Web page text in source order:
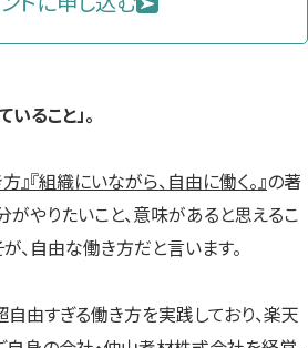
ること」。
』『組織にいながら、自由に働く。』の著
がやりたいこと、意味があると思えるこ
、自由な働き方だと言います。
由すぎる働き方を実践しており、楽天